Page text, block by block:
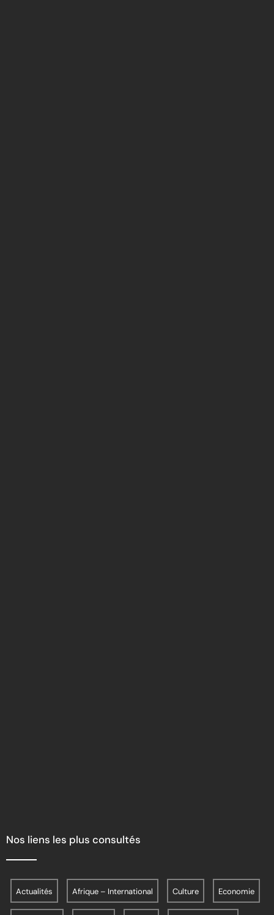
Nos liens les plus consultés
Actualités Afrique – International Culture Economie